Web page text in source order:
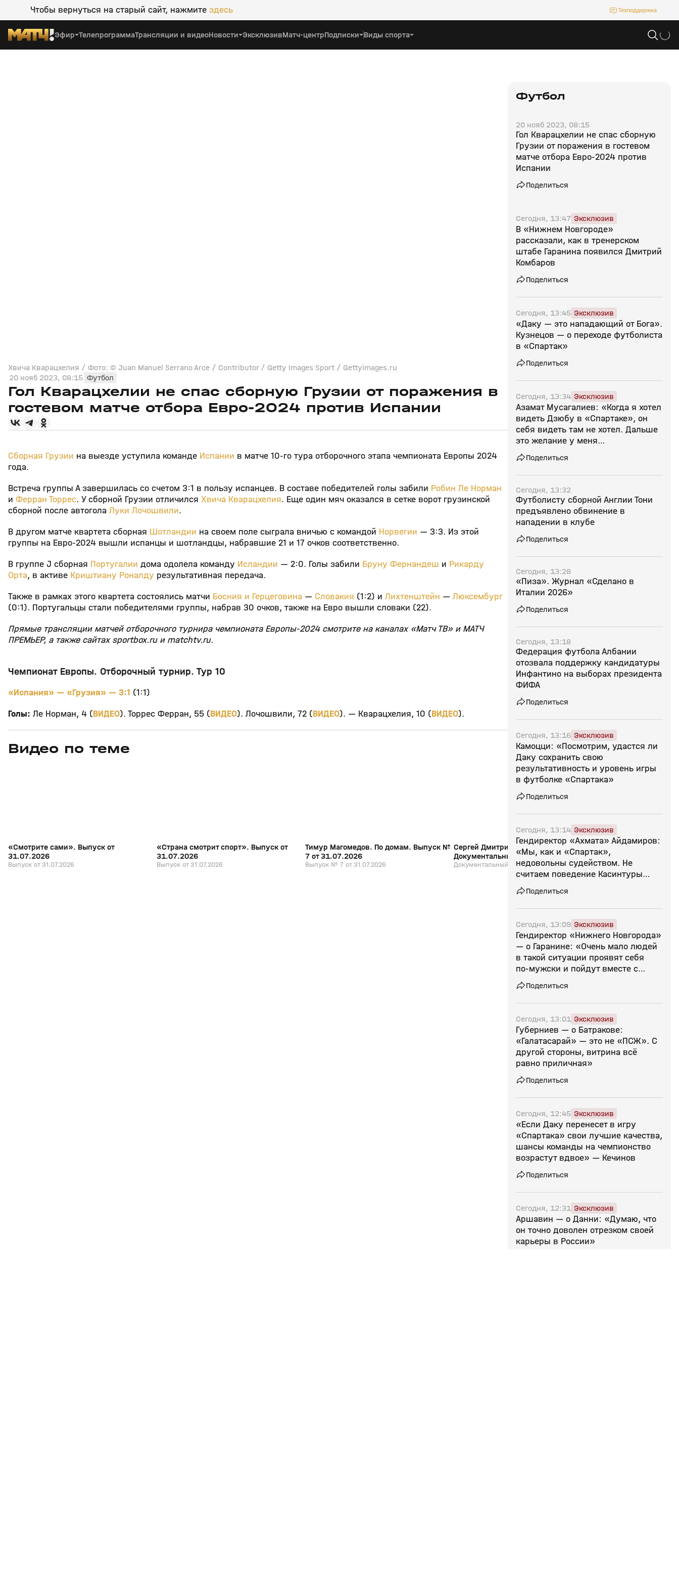
Чтобы вернуться на старый сайт, нажмите здесь Техподдержка
Эфир ТелепрограммаТрансляции и видеоНовости ЭксклюзивМатч-центрПодписки Виды спорта
Хвича Кварацхелия / Фото: © Juan Manuel Serrano Arce / Contributor / Getty Images Sport / Gettyimages.ru
20 нояб 2023, 08:15 Футбол
Гол Кварацхелии не спас сборную Грузии от поражения в
гостевом матче отбора Евро‑2024 против Испании
Сборная Грузии на выезде уступила команде Испании в матче 10‑го тура отборочного этапа чемпионата Европы 2024
года.
Встреча группы А завершилась со счетом 3:1 в пользу испанцев. В составе победителей голы забили Робин Ле Норман
и Ферран Торрес. У сборной Грузии отличился Хвича Кварацхелия. Еще один мяч оказался в сетке ворот грузинской
сборной после автогола Луки Лочошвили.
В другом матче квартета сборная Шотландии на своем поле сыграла вничью с командой Норвегии — 3:3. Из этой
группы на Евро‑2024 вышли испанцы и шотландцы, набравшие 21 и 17 очков соответственно.
В группе J сборная Португалии дома одолела команду Исландии — 2:0. Голы забили Бруну Фернандеш и Рикарду
Орта, в активе Криштиану Роналду результативная передача.
Также в рамках этого квартета состоялись матчи Босния и Герцеговина — Словакия (1:2) и Лихтенштейн — Люксембург
(0:1). Португальцы стали победителями группы, набрав 30 очков, также на Евро вышли словаки (22).
Прямые трансляции матчей отборочного турнира чемпионата Европы‑2024 смотрите на каналах «Матч ТВ» и МАТЧ
ПРЕМЬЕР, а также сайтах sportbox.ru и matchtv.ru.
Чемпионат Европы. Отборочный турнир. Тур 10
«Испания» — «Грузия» — 3:1 (1:1)
Голы: Ле Норман, 4 (ВИДЕО). Торрес Ферран, 55 (ВИДЕО). Лочошвили, 72 (ВИДЕО). — Кварацхелия, 10 (ВИДЕО).
Видео по теме
31 июл, 17:10
«Смотрите сами». Выпуск от
31.07.2026
Выпуск от 31.07.2026
«Страна смотрит спорт». Выпуск от
31.07.2026
Выпуск от 31.07.2026
Тимур Магомедов. По домам. Выпуск №
7 от 31.07.2026
Выпуск № 7 от 31.07.2026
Сергей Дмитриев: «В Зенит, домой!».
Документальный фильм
Документальный фильм
0+
25:50 24 июл, 14:55
Страна смотрит
24.07.2026
Выпуск от 24.07.2026
Футбол
20 нояб 2023, 08:15
Гол Кварацхелии не спас сборную
Грузии от поражения в гостевом
матче отбора Евро‑2024 против
Испании
Поделиться
Сегодня, 13:47 Эксклюзив
В «Нижнем Новгороде»
рассказали, как в тренерском
штабе Гаранина появился Дмитрий
Комбаров
Поделиться
Сегодня, 13:45 Эксклюзив
«Даку — это нападающий от Бога».
Кузнецов — о переходе футболиста
в «Спартак»
Поделиться
Сегодня, 13:34 Эксклюзив
Азамат Мусагалиев: «Когда я хотел
видеть Дзюбу в «Спартаке», он
себя видеть там не хотел. Дальше
это желание у меня
атрофировалось»
Поделиться
Сегодня, 13:32
Футболисту сборной Англии Тони
предъявлено обвинение в
нападении в клубе
Поделиться
Сегодня, 13:28
«Пиза». Журнал «Сделано в
Италии 2026»
Поделиться
Сегодня, 13:18
Федерация футбола Албании
отозвала поддержку кандидатуры
Инфантино на выборах президента
ФИФА
Поделиться
Сегодня, 13:16 Эксклюзив
Камоцци: «Посмотрим, удастся ли
Даку сохранить свою
результативность и уровень игры
в футболке «Спартака»
Поделиться
Сегодня, 13:14 Эксклюзив
Гендиректор «Ахмата» Айдамиров:
«Мы, как и «Спартак»,
недовольны судейством. Не
считаем поведение Касинтуры
агрессивным»
Поделиться
Сегодня, 13:09 Эксклюзив
Гендиректор «Нижнего Новгорода»
— о Гаранине: «Очень мало людей
в такой ситуации проявят себя
по‑мужски и пойдут вместе с
нами»
Поделиться
Сегодня, 13:01 Эксклюзив
Губерниев — о Батракове:
«Галатасарай» — это не «ПСЖ». С
другой стороны, витрина всё
равно приличная»
Поделиться
Сегодня, 12:45 Эксклюзив
«Если Даку перенесет в игру
«Спартака» свои лучшие качества,
шансы команды на чемпионство
возрастут вдвое» — Кечинов
Поделиться
Сегодня, 12:31 Эксклюзив
Аршавин — о Данни: «Думаю, что
он точно доволен отрезком своей
карьеры в России»